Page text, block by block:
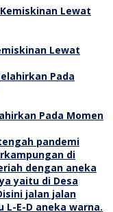
Lewat
Pada Momen